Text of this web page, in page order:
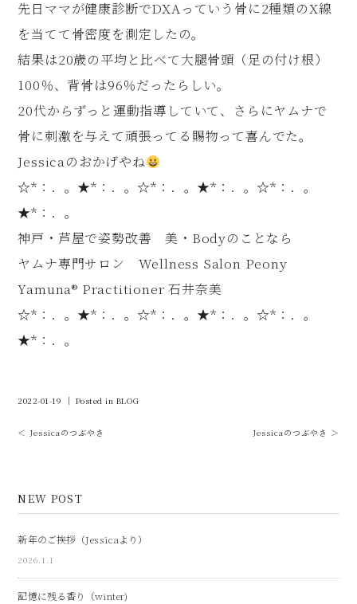
先日ママが健康診断でDXAっていう骨に2種類のX線
を当てて骨密度を測定したの。
結果は20歳の平均と比べて大腿骨頭（足の付け根）
100％、背骨は96％だったらしい。
20代からずっと運動指導していて、さらにヤムナで
骨に刺激を与えて頑張ってる賜物って喜んでた。
Jessicaのおかげやね
☆*：．。★*：．。☆*：．。★*：．。☆*：．。
★*：．。
神戸・芦屋で姿勢改善 美・Bodyのことなら
ヤムナ専門サロン Wellness Salon Peony
Yamuna®︎ Practitioner 石井奈美
☆*：．。★*：．。☆*：．。★*：．。☆*：．。
★*：．。
2022-01-19 ｜ Posted in BLOG
＜ Jessicaのつぶやき Jessicaのつぶやき ＞
NEW POST
新年のご挨拶（Jessicaより）
2026.1.1
記憶に残る香り（winter)